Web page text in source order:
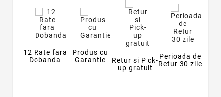
12 Rate fara
Dobanda
Produs cu
Garantie
Retur si Pick-
up gratuit
Perioada de
Retur 30 zile